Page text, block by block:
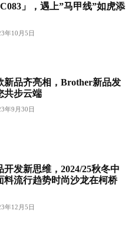
」，遇上”马甲线”如虎添
年10月5日
新品齐亮相，Brother新品发
共步云端
年9月30日
开发新思维，2024/25秋冬中
料流行趋势时尚沙龙在柯桥
年12月5日